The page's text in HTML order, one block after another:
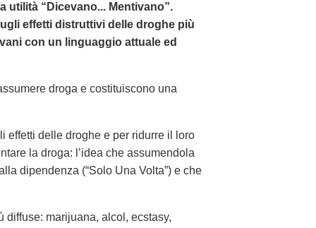
utilità “Dicevano... Mentivano”.
effetti distruttivi delle droghe più
con un linguaggio attuale ed
droga e costituiscono una
effetti delle droghe e per ridurre il loro
la droga: l’idea che assumendola
dipendenza (“Solo Una Volta”) e che
marijuana, alcol, ecstasy,